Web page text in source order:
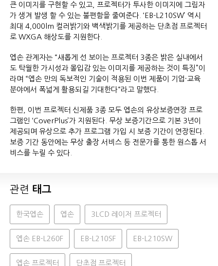
큰 이미지를 구현할 수 있고, 프로젝터가 투사한 이미지에 그림자
가 생겨 발생 할 수 있는 불편함을 줄여준다. ‘EB-L210SW’ 역시
최대 4,000lm 컬러밝기와 백색밝기를 제공하는 단초점 프로젝터
로 WXGA 해상도를 지원한다.
엡손 관계자는 “새롭게 선 보이는 프로젝터 3종은 밝은 실내에서
도 탁월한 가시성과 몰입감 있는 이미지를 제공하는 것이 특징”이
라며 “엡손 만의 독보적인 기술이 적용된 이번 제품이 기업·교육
분야에서 폭넓게 활용되길 기대한다“라고 말했다.
한편, 이번 프로젝터 신제품 3종 모두 엡손의 유상보증연장 프로
그램인 ‘CoverPlus’가 지원된다. 무상 보증기간으로 기본 3년이
제공되며 유상으로 추가 프로그램 가입 시 보증 기간이 연장된다.
보증 기간 동안에는 무상 출장 서비스 등 전문가를 통한 원스톱 서
비스를 누릴 수 있다.
관련 태그
한국엡손 엡손 3LCD 레이저 프로젝터
엡손 EB-L260F EB-L210SF EB-L210SW
엡손 프로젝터 단초점 프로젝터